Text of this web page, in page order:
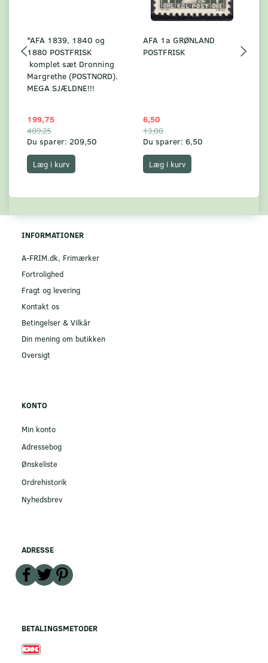
*AFA 1839, 1840 og
1880 POSTFRISK
komplet sæt Dronning
Margrethe (POSTNORD).
MEGA SJÆLDNE!!!
199,75
409,25
Du sparer: 209,50
Læg i kurv
AFA 1a GRØNLAND
POSTFRISK
6,50
13,00
Du sparer: 6,50
Læg i kurv
INFORMATIONER
A-FRIM.dk, Frimærker
Fortrolighed
Fragt og levering
Kontakt os
Betingelser & Vilkår
Din mening om butikken
Oversigt
KONTO
Min konto
Adressebog
Ønskeliste
Ordrehistorik
Nyhedsbrev
ADRESSE
BETALINGSMETODER